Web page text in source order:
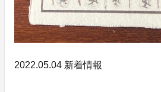
2022.05.04 新着情報